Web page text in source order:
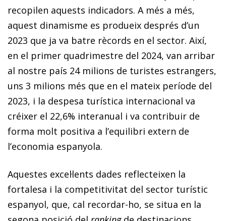
recopilen aquests indicadors. A més a més,
aquest dinamisme es produeix després d’un
2023 que ja va batre rècords en el sector. Així,
en el primer quadrimestre del 2024, van arribar
al nostre país 24 milions de turistes estrangers,
uns 3 milions més que en el mateix període del
2023, i la despesa turística internacional va
créixer el 22,6% interanual i va contribuir de
forma molt positiva a l’equilibri extern de
l’economia espanyola.
Aquestes excel·lents dades reflecteixen la
fortalesa i la competitivitat del sector turístic
espanyol, que, cal recordar-ho, se situa en la